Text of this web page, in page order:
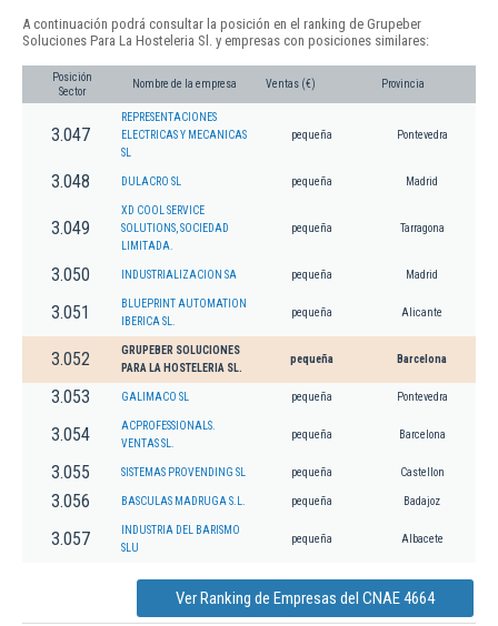
A continuación podrá consultar la posición en el ranking de Grupeber
Soluciones Para La Hosteleria Sl. y empresas con posiciones similares:
Posición
Sector
Nombre de la empresa Ventas (€) Provincia
3.047
REPRESENTACIONES
ELECTRICAS Y MECANICAS
SL
pequeña Pontevedra
3.048 DULACRO SL pequeña Madrid
3.049
XD COOL SERVICE
SOLUTIONS, SOCIEDAD
LIMITADA.
pequeña Tarragona
3.050 INDUSTRIALIZACION SA pequeña Madrid
3.051
BLUEPRINT AUTOMATION
IBERICA SL.
pequeña Alicante
3.052
GRUPEBER SOLUCIONES
PARA LA HOSTELERIA SL.
pequeña Barcelona
3.053 GALIMACO SL pequeña Pontevedra
3.054
ACPROFESSIONALS.
VENTAS SL.
pequeña Barcelona
3.055 SISTEMAS PROVENDING SL pequeña Castellon
3.056 BASCULAS MADRUGA S.L. pequeña Badajoz
3.057
INDUSTRIA DEL BARISMO
SLU
pequeña Albacete
Ver Ranking de Empresas del CNAE 4664